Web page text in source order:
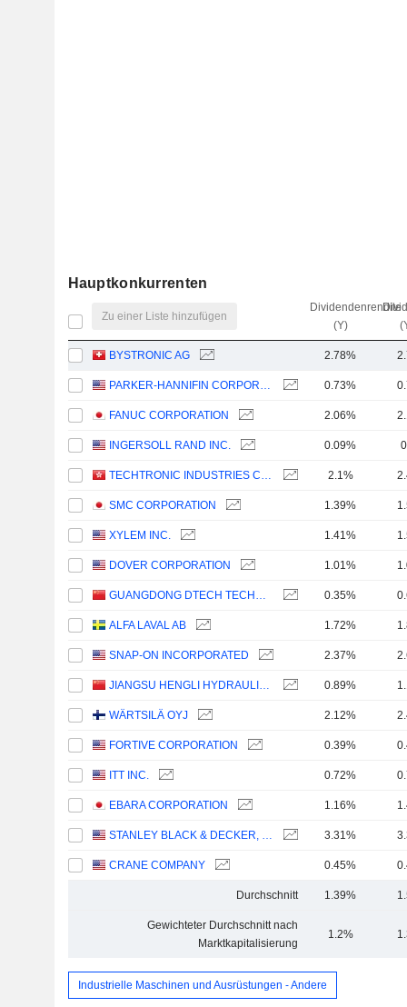
Hauptkonkurrenten
Zu einer Liste hinzufügen
Dividendenrendite
(Y)
BYSTRONIC AG 2.78%
PARKER-HANNIFIN CORPORATION 0.73%
FANUC CORPORATION 2.06%
INGERSOLL RAND INC. 0.09%
TECHTRONIC INDUSTRIES COMPANY LIMITED 2.1%
SMC CORPORATION 1.39%
XYLEM INC. 1.41%
DOVER CORPORATION 1.01%
GUANGDONG DTECH TECHNOLOGY CO., LTD. 0.35%
ALFA LAVAL AB 1.72%
SNAP-ON INCORPORATED 2.37%
JIANGSU HENGLI HYDRAULIC CO.,LTD 0.89%
WÄRTSILÄ OYJ 2.12%
FORTIVE CORPORATION 0.39%
ITT INC. 0.72%
EBARA CORPORATION 1.16%
STANLEY BLACK & DECKER, INC. 3.31%
CRANE COMPANY 0.45%
Durchschnitt 1.39%
Gewichteter Durchschnitt nach
Marktkapitalisierung
1.2%
Industrielle Maschinen und Ausrüstungen - Andere